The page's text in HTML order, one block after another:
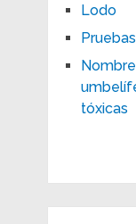
Lodo
tóxicas